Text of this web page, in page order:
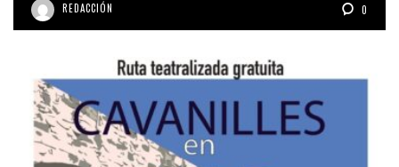
REDACCIÓN 0